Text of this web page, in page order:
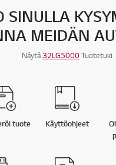
SINULLA
MEIDÄN
Näytä32LG5000Tuotetuki
tuote Käyttöohjeet